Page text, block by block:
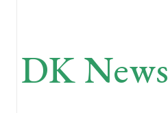
DK News